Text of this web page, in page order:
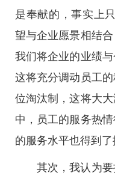
是奉献的，事实上
望与企业愿景相结
我们将企业的业绩
这将充分调动员工
位淘汰制，这将大
中，员工的服务热
的服务水平也得到了
其次，我认为